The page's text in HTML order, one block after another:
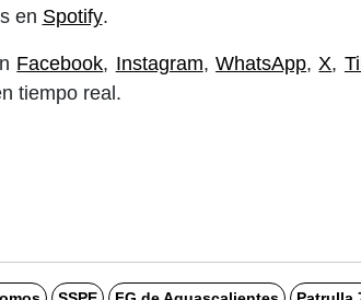
en Spotify.
Facebook, Instagram,WhatsApp,X,
tiempo real.